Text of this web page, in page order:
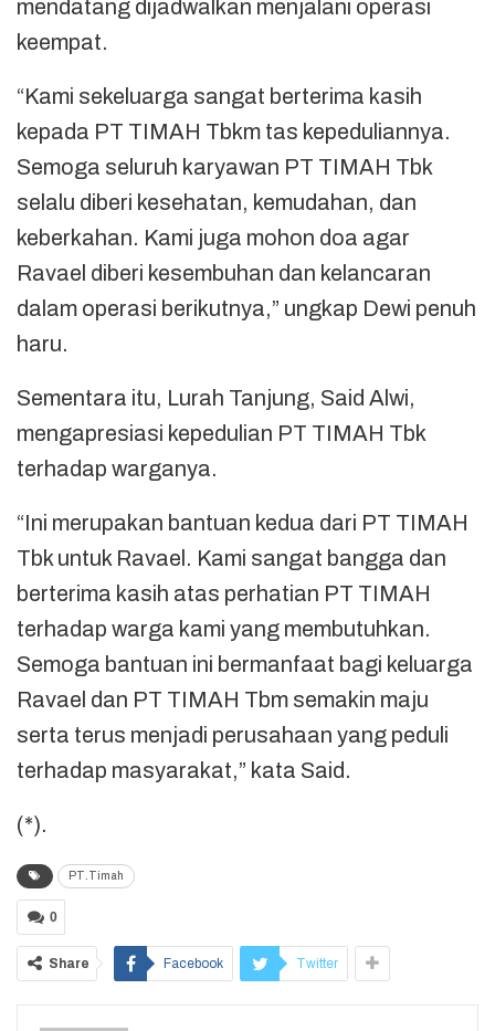
mendatang dijadwalkan menjalani operasi
keempat.
“Kami sekeluarga sangat berterima kasih
kepada PT TIMAH Tbkm tas kepeduliannya.
Semoga seluruh karyawan PT TIMAH Tbk
selalu diberi kesehatan, kemudahan, dan
keberkahan. Kami juga mohon doa agar
Ravael diberi kesembuhan dan kelancaran
dalam operasi berikutnya,” ungkap Dewi penuh
haru.
Sementara itu, Lurah Tanjung, Said Alwi,
mengapresiasi kepedulian PT TIMAH Tbk
terhadap warganya.
“Ini merupakan bantuan kedua dari PT TIMAH
Tbk untuk Ravael. Kami sangat bangga dan
berterima kasih atas perhatian PT TIMAH
terhadap warga kami yang membutuhkan.
Semoga bantuan ini bermanfaat bagi keluarga
Ravael dan PT TIMAH Tbm semakin maju
serta terus menjadi perusahaan yang peduli
terhadap masyarakat,” kata Said.
(*).
PT.Timah
0
Share Facebook Twitter